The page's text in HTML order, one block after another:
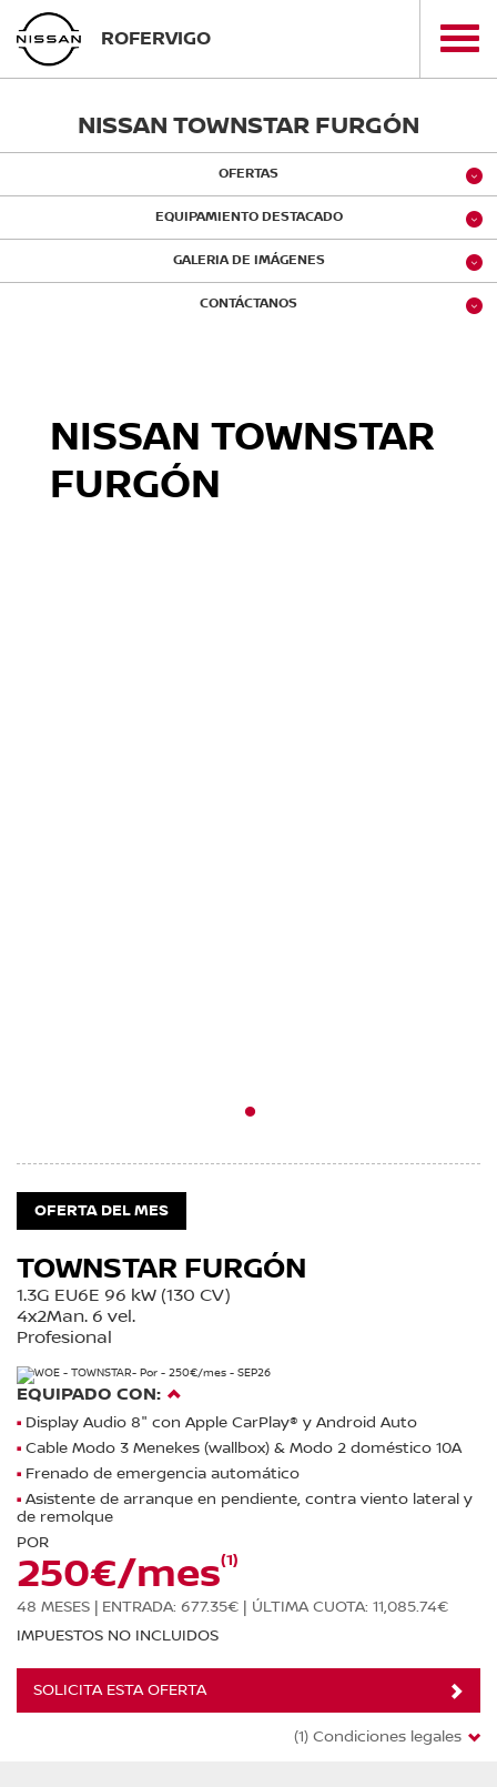
ROFERVIGO
NISSAN TOWNSTAR FURGÓN
OFERTAS
EQUIPAMIENTO DESTACADO
GALERIA DE IMÁGENES
CONTÁCTANOS
NISSAN TOWNSTAR
FURGÓN
1
OFERTA DEL MES
TOWNSTAR FURGÓN
1.3G EU6E 96 kW (130 CV)
4x2Man. 6 vel.
Profesional
EQUIPADO CON:
Display Audio 8" con Apple CarPlay® y Android Auto
Cable Modo 3 Menekes (wallbox) & Modo 2 doméstico 10A
Frenado de emergencia automático
Asistente de arranque en pendiente, contra viento lateral y
de remolque
POR
250€/mes(1)
48 MESES | ENTRADA: 677.35€ | ÚLTIMA CUOTA: 11,085.74€
IMPUESTOS NO INCLUIDOS
SOLICITA ESTA OFERTA
(1) Condiciones legales